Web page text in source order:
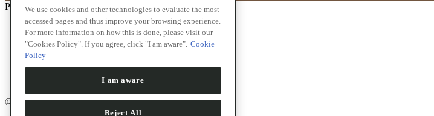
Partners
LNNano
CNPEM
UFRJ
IBM
INTEC
© VIII Workshop in Microfluidics
We use cookies and other technologies to evaluate the most
accessed pages and thus improve your browsing experience.
For more information on how this is done, please visit our
"Cookies Policy". If you agree, click "I am aware". Cookie
Policy
I am aware
Reject All